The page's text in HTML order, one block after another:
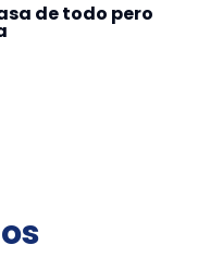
de todo pero